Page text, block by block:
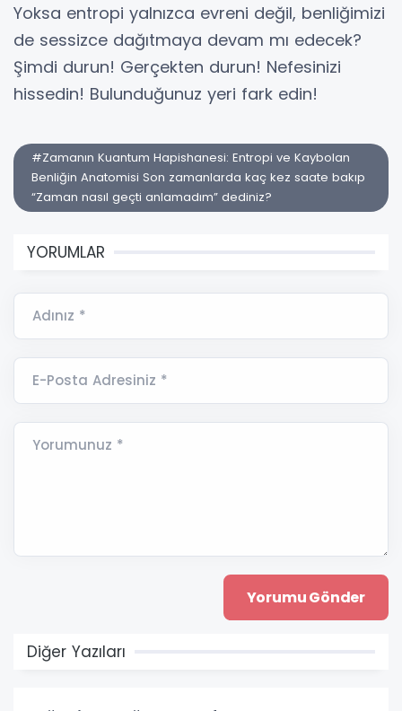
Yoksa entropi yalnızca evreni değil, benliğimizi
de sessizce dağıtmaya devam mı edecek?
Şimdi durun! Gerçekten durun! Nefesinizi
hissedin! Bulunduğunuz yeri fark edin!
#Zamanın Kuantum Hapishanesi: Entropi ve Kaybolan
Benliğin Anatomisi Son zamanlarda kaç kez saate bakıp
“Zaman nasıl geçti anlamadım” dediniz?
YORUMLAR
Adınız *
E-Posta Adresiniz *
Yorumunuz *
Diğer Yazıları